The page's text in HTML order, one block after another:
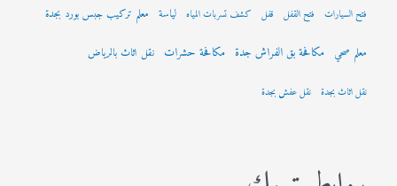
فتح السيارات فتح القفل قفل كشف تسربات المياه لياسة معلم تركيب جبس بورد بجدة
معلم صحي مكافحة بق الفراش جدة مكافحة حشرات نقل اثاث بالرياض
نقل اثاث بجدة نقل عفش بجدة